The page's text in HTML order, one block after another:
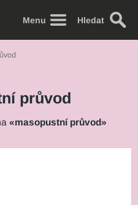
Menu Hledat
průvod
«masopustní průvod»